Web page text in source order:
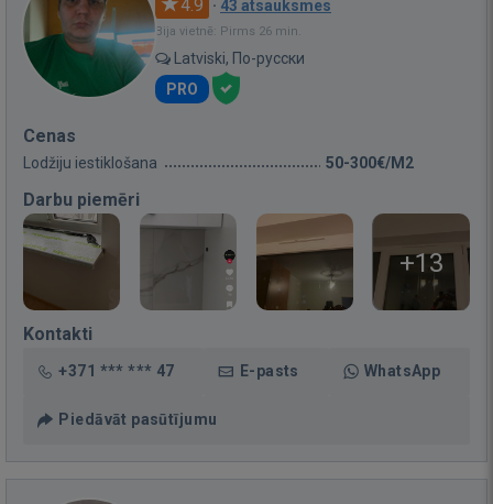
4.9 · 43 atsauksmes
Bija vietnē: Pirms 26 min.
Latviski, По-русски
PRO
Cenas
Lodžiju iestiklošana 50-300€/M2
Darbu piemēri
+13
Kontakti
+371 *** *** 47 E-pasts WhatsApp
Piedāvāt pasūtījumu